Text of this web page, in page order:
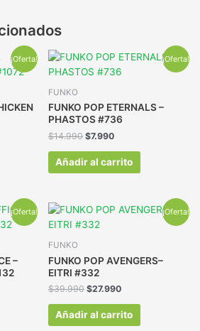
¡Oferta! ¡Oferta!
FUNKO
FUNKO POP ETERNALS –
PHASTOS #736
$14.990 $7.990
Añadir al carrito
¡Oferta!
–
¡Oferta!
FUNKO
FUNKO POP AVENGERS–
EITRI #332
$39.990 $27.990
Añadir al carrito